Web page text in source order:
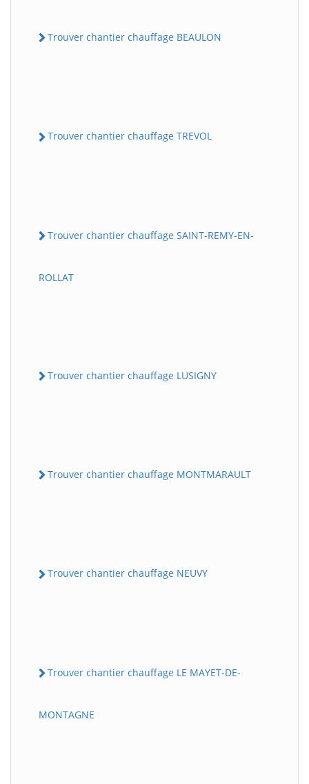
Trouver chantier chauffage BEAULON
Trouver chantier chauffage TREVOL
Trouver chantier chauffage SAINT-REMY-EN-
ROLLAT
Trouver chantier chauffage LUSIGNY
Trouver chantier chauffage MONTMARAULT
Trouver chantier chauffage NEUVY
Trouver chantier chauffage LE MAYET-DE-
MONTAGNE